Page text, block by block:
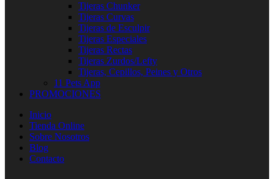
Tijeras Chunker
Tijeras Curvas
Tijeras de Esculpir
Tijeras Especiales
Tijeras Rectas
Tijeras Zurdos/Lefty
Tijeras, Cepillos, Peines y Otros
11 Pets App
PROMOCIONES
Inicio
Tienda Online
Sobre Nosotros
Blog
Contacto